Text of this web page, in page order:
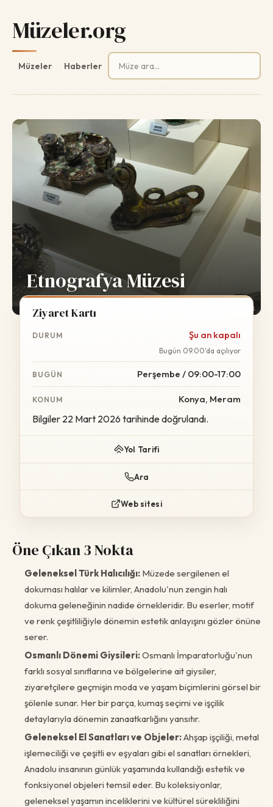
Müzeler.org
Müzeler Haberler
Arama:
Etnografya Müzesi
Wikimedia Commons
Ziyaret Kartı
DURUM Şu an kapalı
Bugün 09.00'da açılıyor
BUGÜN Perşembe / 09:00-17:00
KONUM Konya, Meram
Bilgiler 22 Mart 2026 tarihinde doğrulandı.
Yol Tarifi
Ara
Web sitesi
Öne Çıkan 3 Nokta
Geleneksel Türk Halıcılığı: Müzede sergilenen el
dokuması halılar ve kilimler, Anadolu'nun zengin halı
dokuma geleneğinin nadide örnekleridir. Bu eserler, motif
ve renk çeşitliliğiyle dönemin estetik anlayışını gözler önüne
serer.
Osmanlı Dönemi Giysileri:Osmanlı İmparatorluğu'nun
farklı sosyal sınıflarına ve bölgelerine ait giysiler,
ziyaretçilere geçmişin moda ve yaşam biçimlerini görsel bir
şölenle sunar. Her bir parça, kumaş seçimi ve işçilik
detaylarıyla dönemin zanaatkarlığını yansıtır.
Geleneksel El Sanatları ve Objeler:Ahşap işçiliği, metal
işlemeciliği ve çeşitli ev eşyaları gibi el sanatları örnekleri,
Anadolu insanının günlük yaşamında kullandığı estetik ve
fonksiyonel objeleri temsil eder. Bu koleksiyonlar,
geleneksel yaşamın inceliklerini ve kültürel sürekliliğini